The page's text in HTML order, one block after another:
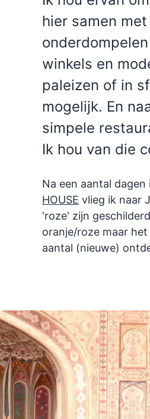
Tempels, jungle, grotten,
rivieren en meren,
mangrove en strand
hier samen
winkels en
paleizen of in
mogelijk. En
simpele
Ik hou van die
Na een aantal
HOUSE vlieg ik naar
'roze' zijn
oranje/roze maar
aantal (nieuwe)